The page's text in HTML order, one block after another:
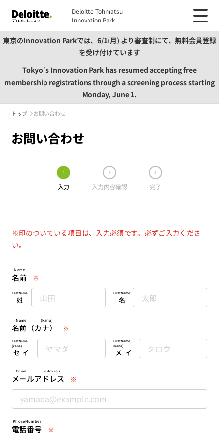
Deloitte Tohmatsu
Innovation Park
東京のInnovation Parkでは、6/1(月) より審査制にて、無料会員登録
を受け付けています
Tokyo’s Innovation Park has resumed accepting free
membership registrations through a screening process starting
Monday, June 1.
トップ お問い合わせ
お問い合わせ
入力 入力内容確認 完了
※印のついている項目は、入力必須です。必ずご入力くださ
い。
名前
Name
※
姓
LastName
名
FirstName
名前（カナ）
Name (kana)
※
セイ
LastName
(kana)
メイ
FirstName
(kana)
メールアドレス
Email address
※
電話番号
PhoneNumber
※